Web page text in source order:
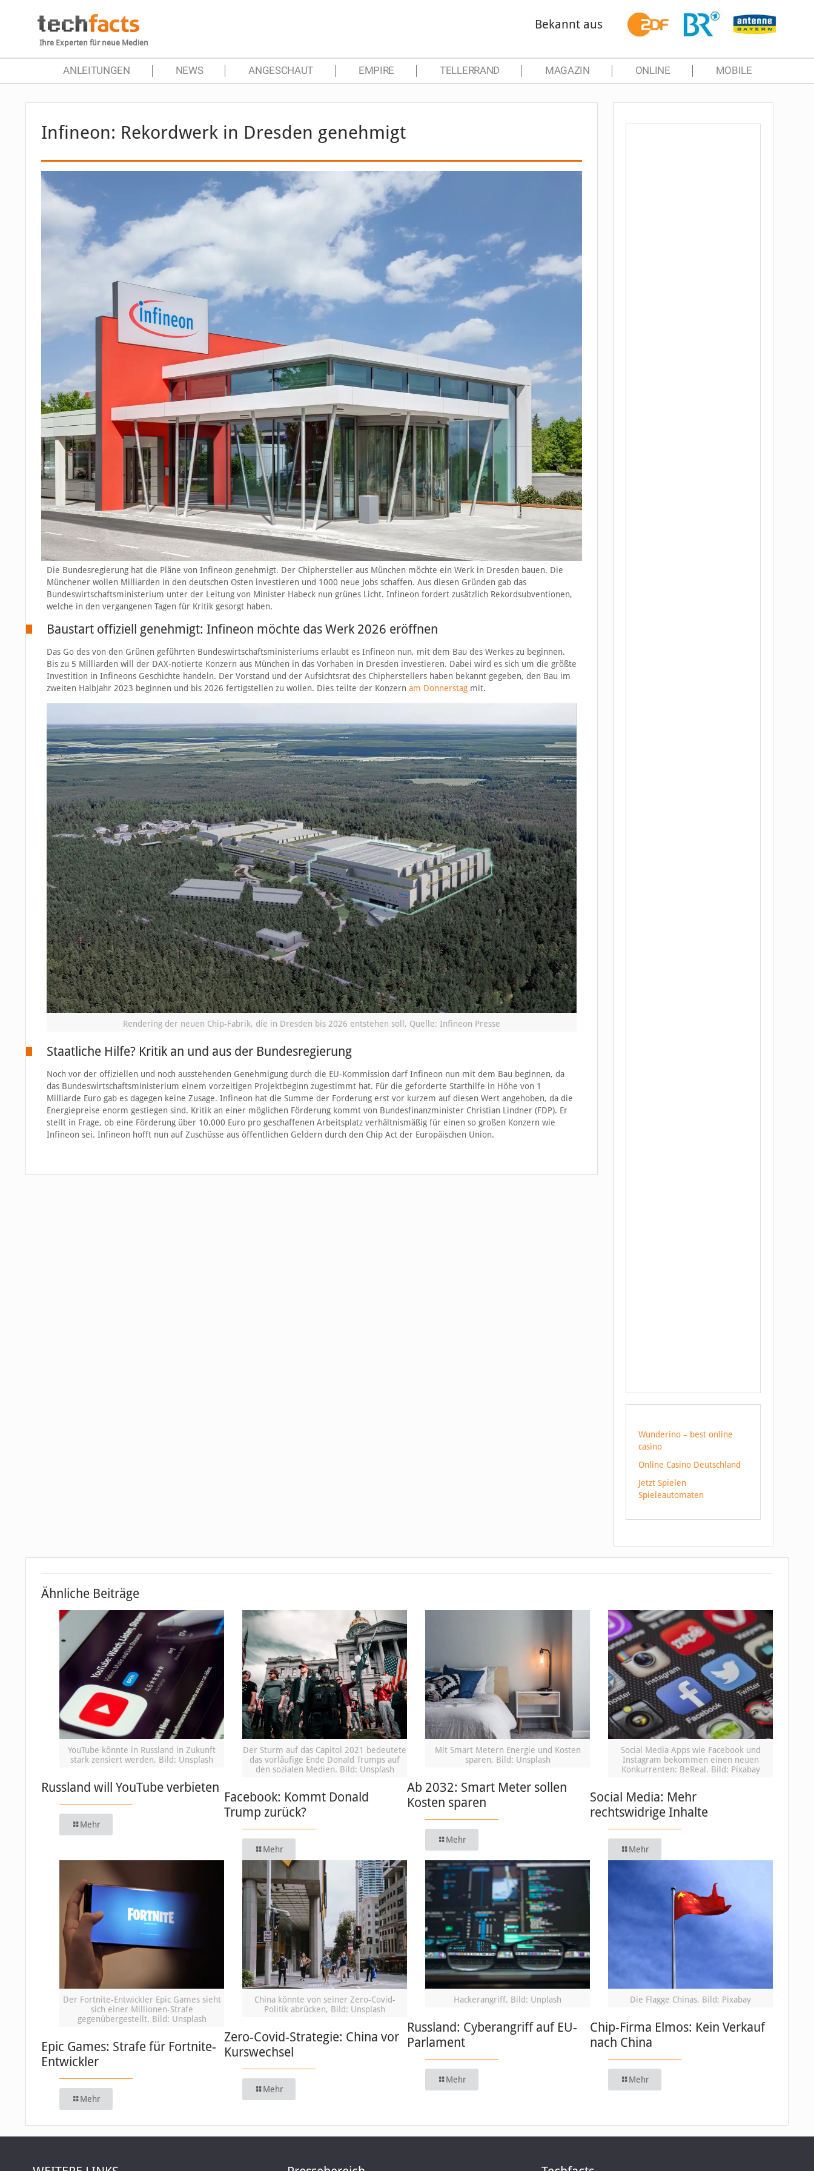
Ihre Experten für neue Medien
Bekannt aus
ANLEITUNGEN NEWS ANGESCHAUT EMPIRE TELLERRAND MAGAZIN ONLINE MOBILE
Infineon: Rekordwerk in Dresden genehmigt
Die Bundesregierung hat die Pläne von Infineon genehmigt. Der Chiphersteller aus München möchte ein Werk in Dresden bauen. Die
Münchener wollen Milliarden in den deutschen Osten investieren und 1000 neue Jobs schaffen. Aus diesen Gründen gab das
Bundeswirtschaftsministerium unter der Leitung von Minister Habeck nun grünes Licht. Infineon fordert zusätzlich Rekordsubventionen,
welche in den vergangenen Tagen für Kritik gesorgt haben.
Baustart offiziell genehmigt: Infineon möchte das Werk 2026 eröffnen
Das Go des von den Grünen geführten Bundeswirtschaftsministeriums erlaubt es Infineon nun, mit dem Bau des Werkes zu beginnen.
Bis zu 5 Milliarden will der DAX-notierte Konzern aus München in das Vorhaben in Dresden investieren. Dabei wird es sich um die größte
Investition in Infineons Geschichte handeln. Der Vorstand und der Aufsichtsrat des Chipherstellers haben bekannt gegeben, den Bau im
zweiten Halbjahr 2023 beginnen und bis 2026 fertigstellen zu wollen. Dies teilte der Konzern am Donnerstagmit.
Rendering der neuen Chip-Fabrik, die in Dresden bis 2026 entstehen soll, Quelle: Infineon Presse
Staatliche Hilfe? Kritik an und aus der Bundesregierung
Noch vor der offiziellen und noch ausstehenden Genehmigung durch die EU-Kommission darf Infineon nun mit dem Bau beginnen, da
das Bundeswirtschaftsministerium einem vorzeitigen Projektbeginn zugestimmt hat. Für die geforderte Starthilfe in Höhe von 1
Milliarde Euro gab es dagegen keine Zusage. Infineon hat die Summe der Forderung erst vor kurzem auf diesen Wert angehoben, da die
Energiepreise enorm gestiegen sind. Kritik an einer möglichen Förderung kommt von Bundesfinanzminister Christian Lindner (FDP). Er
stellt in Frage, ob eine Förderung über 10.000 Euro pro geschaffenen Arbeitsplatz verhältnismäßig für einen so großen Konzern wie
Infineon sei. Infineon hofft nun auf Zuschüsse aus öffentlichen Geldern durch den Chip Act der Europäischen Union.
Wunderino – best online
casino
Online Casino Deutschland
Jetzt Spielen
Spieleautomaten
Ähnliche Beiträge
YouTube könnte in Russland in Zukunft
stark zensiert werden, Bild: Unsplash
Russland will YouTube verbieten
Mehr
Der Sturm auf das Capitol 2021 bedeutete
das vorläufige Ende Donald Trumps auf
den sozialen Medien. Bild: Unsplash
Facebook: Kommt Donald
Trump zurück?
Mehr
Mit Smart Metern Energie und Kosten
sparen, Bild: Unsplash
Ab 2032: Smart Meter sollen
Kosten sparen
Mehr
Social Media Apps wie Facebook und
Instagram bekommen einen neuen
Konkurrenten: BeReal. Bild: Pixabay
Social Media: Mehr
rechtswidrige Inhalte
Mehr
Der Fortnite-Entwickler Epic Games sieht
sich einer Millionen-Strafe
gegenübergestellt. Bild: Unsplash
Epic Games: Strafe für Fortnite-
Entwickler
Mehr
China könnte von seiner Zero-Covid-
Politik abrücken, Bild: Unsplash
Zero-Covid-Strategie: China vor
Kurswechsel
Mehr
Hackerangriff, Bild: Unplash
Russland: Cyberangriff auf EU-
Parlament
Mehr
Die Flagge Chinas, Bild: Pixabay
Chip-Firma Elmos: Kein Verkauf
nach China
Mehr